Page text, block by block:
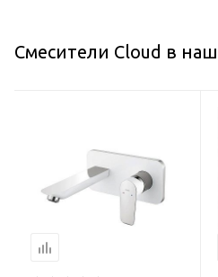
Смесители Cloud в